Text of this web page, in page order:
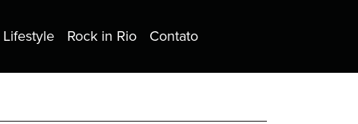
Lifestyle Rock in Rio Contato